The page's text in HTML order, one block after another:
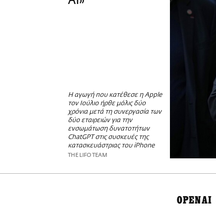
Η αγωγή που κατέθεσε η Apple
τον Ιούλιο ήρθε μόλις δύο
χρόνια μετά τη συνεργασία των
δύο εταιρειών για την
ενσωμάτωση δυνατοτήτων
ChatGPT στις συσκευές της
κατασκευάστριας του iPhone
THE LIFO TEAM
OPENAI